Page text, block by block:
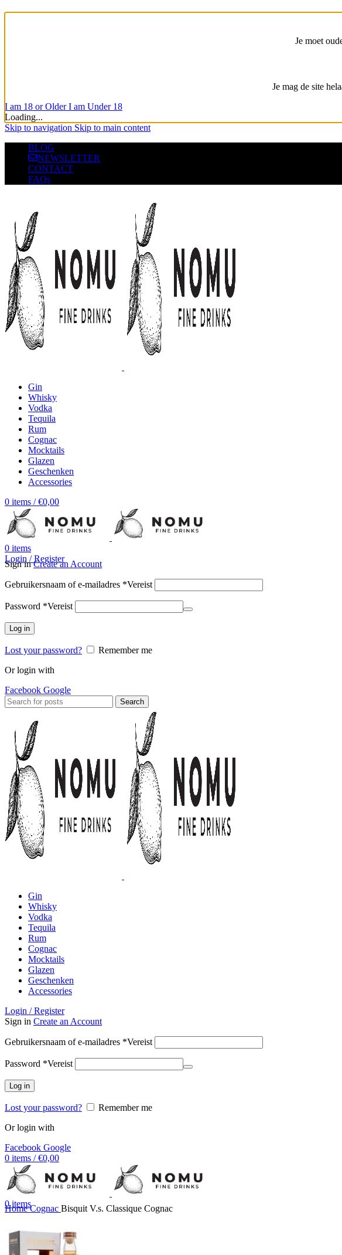
Je moet
Je mag de site
I am 18 or OlderI am Under 18
Loading...
Skip to navigation Skip to main content
BLOG
NEWSLETTER
CONTACT
FAQs
Gin
Whisky
Vodka
Tequila
Rum
Cognac
Mocktails
Glazen
Geschenken
Accessories
0 items / €0,00
0 items
Login / Register
Sign inCreate an Account
Gebruikersnaam of e-mailadres *Vereist
Password *Vereist
Log in
Lost your password?
Remember me
Or login with
Facebook Google
Search
Gin
Whisky
Vodka
Tequila
Rum
Cognac
Mocktails
Glazen
Geschenken
Accessories
Login / Register
Sign in Create an Account
Gebruikersnaam of e-mailadres *Vereist
Password *Vereist
Log in
Lost your password?
Remember me
Or login with
Facebook Google
0 items / €0,00
0items
HomeCognac Bisquit V.s. Classique Cognac